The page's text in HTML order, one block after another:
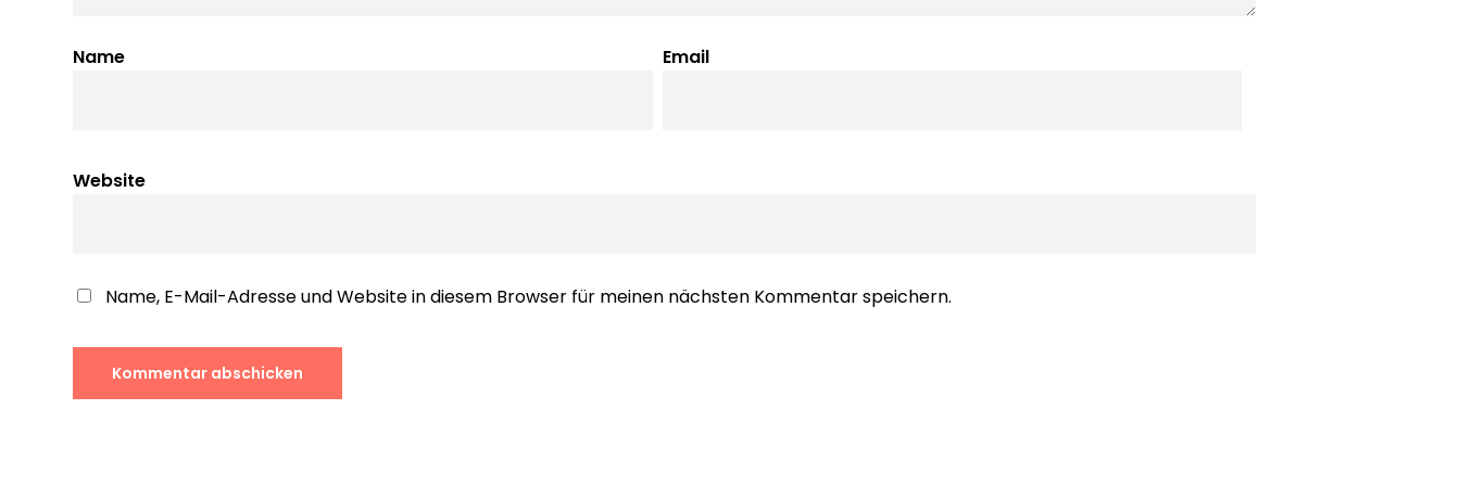
Name Email
Website
Name, E-Mail-Adresse und Website in diesem Browser für meinen nächsten Kommentar speichern.